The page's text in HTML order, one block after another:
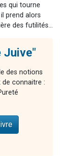
qui tourne
prend alors
des futilités...
Juive"
des notions
connaitre :